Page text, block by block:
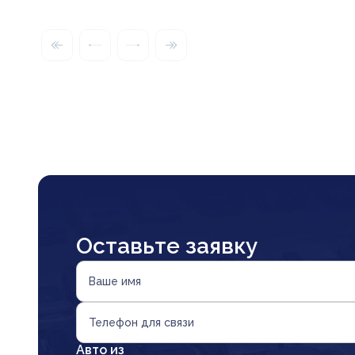
Оставьте заявку
Ваше имя
Телефон для связи
Авто из